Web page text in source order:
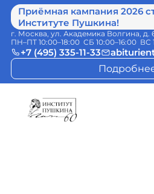
Приёмная кампания 2026
Институте Пушкина!
г. Москва, ул. Академика Волгина, д.
ПН–ПТ 10:00–18:00 СБ 10:00–16:00 ВС
+7 (495) 335-11-33